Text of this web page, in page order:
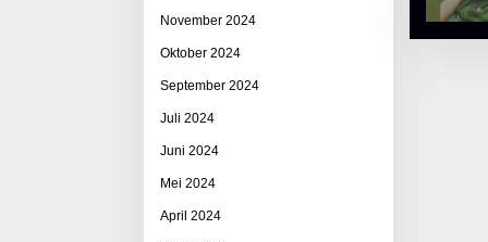
November 2024
Oktober 2024
September 2024
Juli 2024
Juni 2024
Mei 2024
April 2024